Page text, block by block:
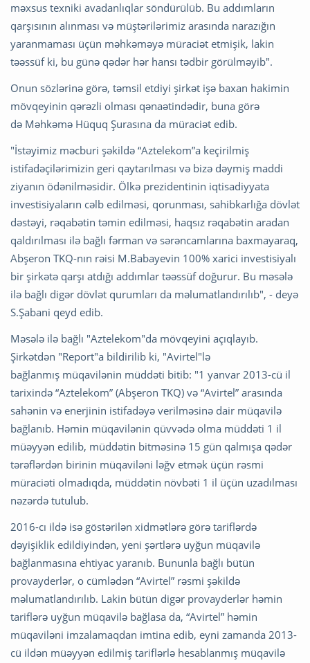
məxsus texniki avadanlıqlar söndürülüb. Bu addımların
qarşısının alınması və müştərilərimiz arasında narazığın
yaranmaması üçün məhkəməyə müraciət etmişik, lakin
təəssüf ki, bu günə qədər hər hansı tədbir görülməyib".
Onun sözlərinə görə, təmsil etdiyi şirkət işə baxan hakimin
mövqeyinin qərəzli olması qənaətindədir, buna görə
də Məhkəmə Hüquq Şurasına da müraciət edib.
"İstəyimiz məcburi şəkildə “Aztelekom”a keçirilmiş
istifadəçilərimizin geri qaytarılması və bizə dəymiş maddi
ziyanın ödənilməsidir. Ölkə prezidentinin iqtisadiyyata
investisiyaların cəlb edilməsi, qorunması, sahibkarlığa dövlət
dəstəyi, rəqabətin təmin edilməsi, haqsız rəqabətin aradan
qaldırılması ilə bağlı fərman və sərəncamlarına baxmayaraq,
Abşeron TKQ-nın rəisi M.Babayevin 100% xarici investisiyalı
bir şirkətə qarşı atdığı addımlar təəssüf doğurur. Bu məsələ
ilə bağlı digər dövlət qurumları da məlumatlandırılıb", - deyə
S.Şabani qeyd edib.
Məsələ ilə bağlı "Aztelekom"da mövqeyini açıqlayıb.
Şirkətdən "Report"a bildirilib ki, "Avirtel"lə
bağlanmış müqavilənin müddəti bitib: "1 yanvar 2013-cü il
tarixində “Aztelekom” (Abşeron TKQ) və “Avirtel” arasında
sahənin və enerjinin istifadəyə verilməsinə dair müqavilə
bağlanıb. Həmin müqavilənin qüvvədə olma müddəti 1 il
müəyyən edilib, müddətin bitməsinə 15 gün qalmışa qədər
tərəflərdən birinin müqaviləni ləğv etmək üçün rəsmi
müraciəti olmadıqda, müddətin növbəti 1 il üçün uzadılması
nəzərdə tutulub.
2016-cı ildə isə göstərilən xidmətlərə görə tariflərdə
dəyişiklik edildiyindən, yeni şərtlərə uyğun müqavilə
bağlanmasına ehtiyac yaranıb. Bununla bağlı bütün
provayderlər, o cümlədən “Avirtel” rəsmi şəkildə
məlumatlandırılıb. Lakin bütün digər provayderlər həmin
tariflərə uyğun müqavilə bağlasa da, “Avirtel” həmin
müqaviləni imzalamaqdan imtina edib, eyni zamanda 2013-
cü ildən müəyyən edilmiş tariflərlə hesablanmış müqavilə